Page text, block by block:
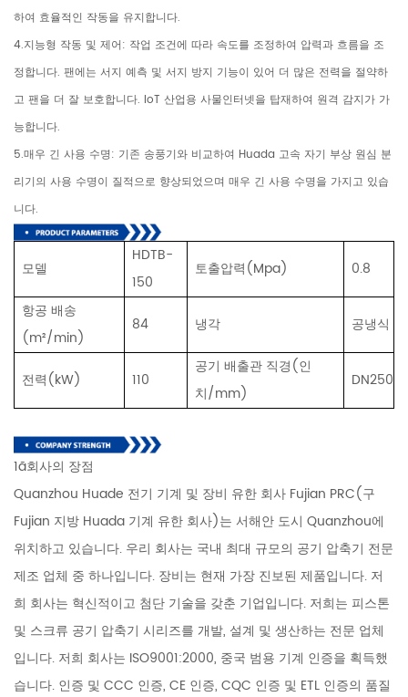
하여 효율적인 작동을 유지합니다.
4.지능형 작동 및 제어: 작업 조건에 따라 속도를 조정하여 압력과 흐름을 조
정합니다. 팬에는 서지 예측 및 서지 방지 기능이 있어 더 많은 전력을 절약하
고 팬을 더 잘 보호합니다. IoT 산업용 사물인터넷을 탑재하여 원격 감지가 가
능합니다.
5.매우 긴 사용 수명: 기존 송풍기와 비교하여 Huada 고속 자기 부상 원심 분
리기의 사용 수명이 질적으로 향상되었으며 매우 긴 사용 수명을 가지고 있습
니다.
모델
HDTB-
150
토출압력(Mpa)
0.8
항공 배송
(m²/min)
84 냉각 공냉식
전력(kW) 110
공기 배출관 직경(인
치/mm)
DN250
1ã회사의 장점
Quanzhou Huade 전기 기계 및 장비 유한 회사 Fujian PRC(구
Fujian 지방 Huada 기계 유한 회사)는 서해안 도시 Quanzhou에
위치하고 있습니다. 우리 회사는 국내 최대 규모의 공기 압축기 전문
제조 업체 중 하나입니다. 장비는 현재 가장 진보된 제품입니다. 저
희 회사는 혁신적이고 첨단 기술을 갖춘 기업입니다. 저희는 피스톤
및 스크류 공기 압축기 시리즈를 개발, 설계 및 생산하는 전문 업체
입니다. 저희 회사는 ISO9001:2000, 중국 범용 기계 인증을 획득했
습니다. 인증 및 CCC 인증, CE 인증, CQC 인증 및 ETL 인증의 품질